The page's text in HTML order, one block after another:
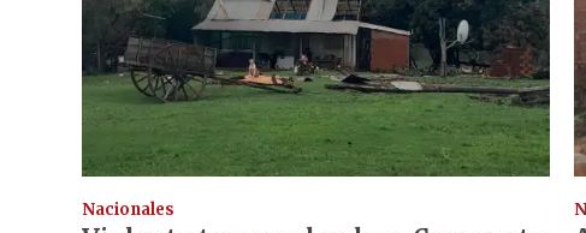
Nacionales